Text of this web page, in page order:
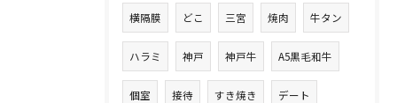
横隔膜 どこ 三宮 焼肉 牛タン
ハラミ 神戸 神戸牛 A5黒毛和牛
個室 接待 すき焼き デート